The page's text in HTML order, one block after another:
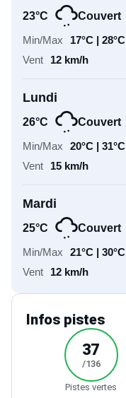
23°C
Couvert
17°C | 28°C
12 km/h
Lundi
26°C
Couvert
20°C | 31°C
15 km/h
Mardi
25°C
Couvert
21°C | 30°C
12 km/h
Infos pistes
37
/136
Pistes vertes